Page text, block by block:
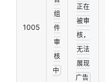
1005
组
件
审
核
中
正在
被审
核，
无法
展现
广告